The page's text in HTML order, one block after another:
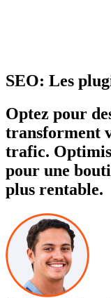
SEO: Les
Optez pour
transforment
trafic.
pour une
plus rentable.